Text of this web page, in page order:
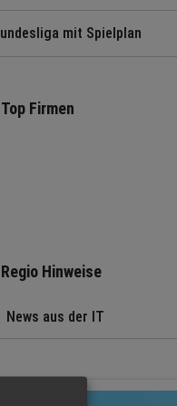
mit Spielplan
Top Firmen
Regio Hinweise
News aus der IT